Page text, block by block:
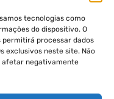
tecnologias como
do dispositivo. O
processar dados
exclusivos neste site. Não
afetar negativamente
Uma